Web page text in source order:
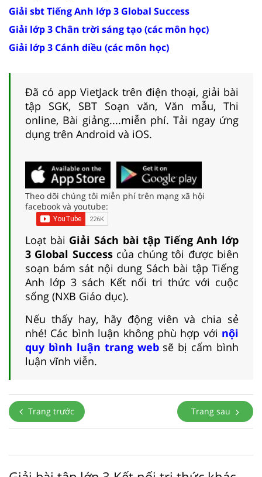
Giải sbt Tiếng Anh lớp 3 Global Success
Giải lớp 3 Chân trời sáng tạo (các môn học)
Giải lớp 3 Cánh diều (các môn học)
Đã có app VietJack trên điện thoại, giải bài
tập SGK, SBT Soạn văn, Văn mẫu, Thi
online, Bài giảng....miễn phí. Tải ngay ứng
dụng trên Android và iOS.
Theo dõi chúng tôi miễn phí trên mạng xã hội
facebook và youtube:
Loạt bài Giải Sách bài tập Tiếng Anh lớp
3 Global Successcủa chúng tôi được biên
soạn bám sát nội dung Sách bài tập Tiếng
Anh lớp 3 sách Kết nối tri thức với cuộc
sống (NXB Giáo dục).
Nếu thấy hay, hãy động viên và chia sẻ
nhé! Các bình luận không phù hợp với nội
quy bình luận trang websẽ bị cấm bình
luận vĩnh viễn.
Trang trước Trang sau